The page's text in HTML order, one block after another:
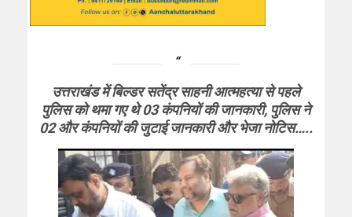
उत्तराखंड में बिल्डर सतेंद्र साहनी आत्महत्या से पहले
पुलिस को थमा गए थे 03 कंपनियों की जानकारी, पुलिस ने
02 और कंपनियों की जुटाई जानकारी और भेजा नोटिस…..